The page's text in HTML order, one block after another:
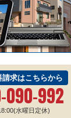
請求はこちらから
090-992
水曜日定休)